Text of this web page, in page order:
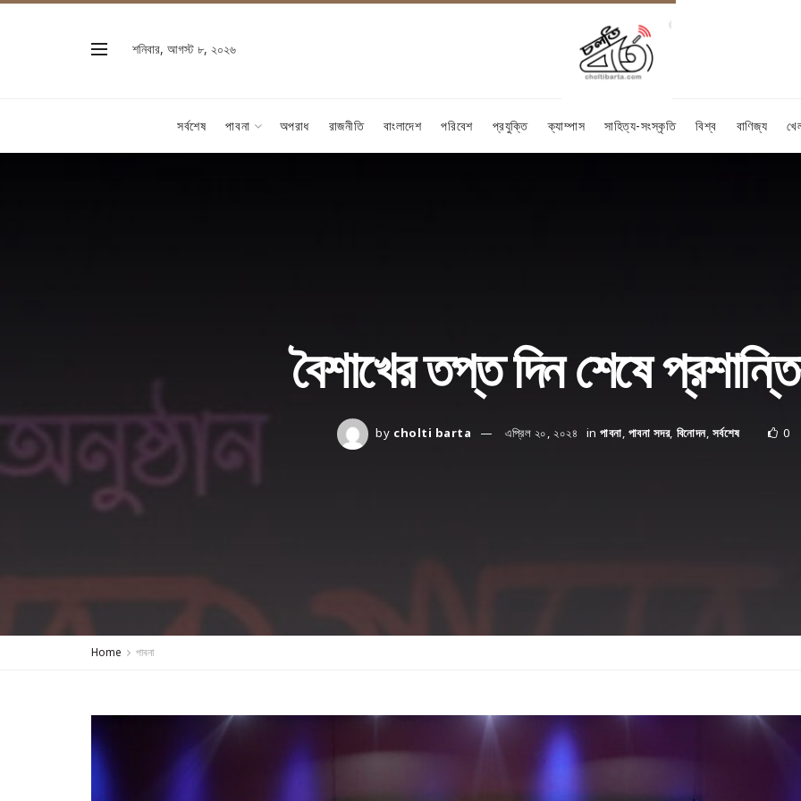
শনিবার, আগস্ট ৮, ২০২৬
সর্বশেষ পাবনা অপরাধ রাজনীতি বাংলাদেশ পরিবেশ প্রযুক্তি ক্যাম্পাস সাহিত্য-সংস্কৃতি বিশ্ব বাণিজ্য
বৈশাখের তপ্ত দিন শেষে
by cholti barta এপ্রিল ২০, ২০২৪ in পাবনা, পাবনা সদর, বিনোদন, সর্বশেষ 0
Home পাবনা